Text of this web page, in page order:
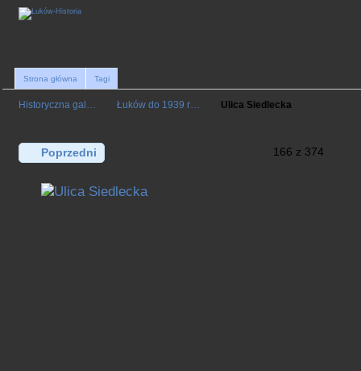
Strona główna Tagi
Historyczna gal… Łuków do 1939 r… Ulica Siedlecka
Poprzedni 166 z 374